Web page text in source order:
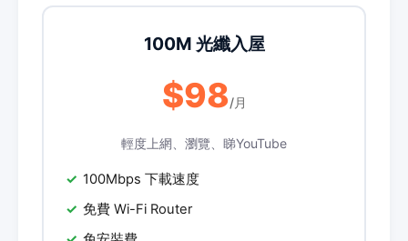
100M 光纖入屋
$98/月
輕度上網、瀏覽、睇YouTube
100Mbps 下載速度
免費 Wi-Fi Router